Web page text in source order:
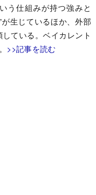
う仕組みが持つ強みと
生じているほか、外部
ている。ベイカレント
>>記事を読む